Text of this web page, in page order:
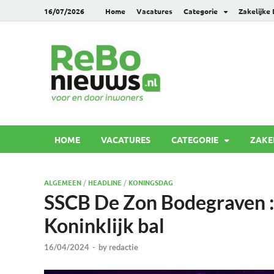
16/07/2026 Home Vacatures Categorie Zakelijke
HOME VACATURES CATEGORIE
ALGEMEEN / HEADLINE / KONINGSDAG
SSCB De Zon
Koninklijk bal
16/04/2024 - by redactie